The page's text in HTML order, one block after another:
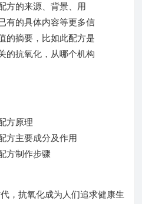
方的来源、背景、用
有的具体内容等更多信
的摘要，比如此配方是
的抗氧化，从哪个机构
方原理
方主要成分及作用
方制作步骤
，抗氧化成为人们追求健康生